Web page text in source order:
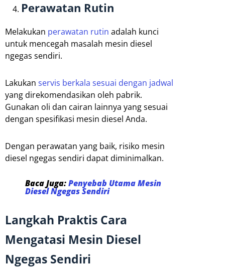
Perawatan Rutin
Melakukan perawatan rutin adalah kunci
untuk mencegah masalah mesin diesel
ngegas sendiri.
Lakukan servis berkala sesuai dengan jadwal
yang direkomendasikan oleh pabrik.
Gunakan oli dan cairan lainnya yang sesuai
dengan spesifikasi mesin diesel Anda.
Dengan perawatan yang baik, risiko mesin
diesel ngegas sendiri dapat diminimalkan.
Baca Juga:Penyebab Utama Mesin
Diesel Ngegas Sendiri
Langkah Praktis Cara
Mengatasi Mesin Diesel
Ngegas Sendiri